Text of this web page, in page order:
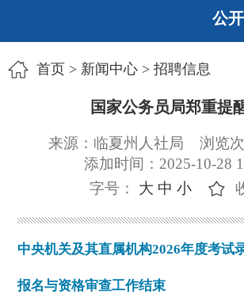
公开
首页> 新闻中心> 招聘信息
国家公务员局郑重提
来源：临夏州人社局 浏览
添加时间：2025-10-28
字号： 大 中 小
中央机关及其直属机构2026年度考试
报名与资格审查工作结束